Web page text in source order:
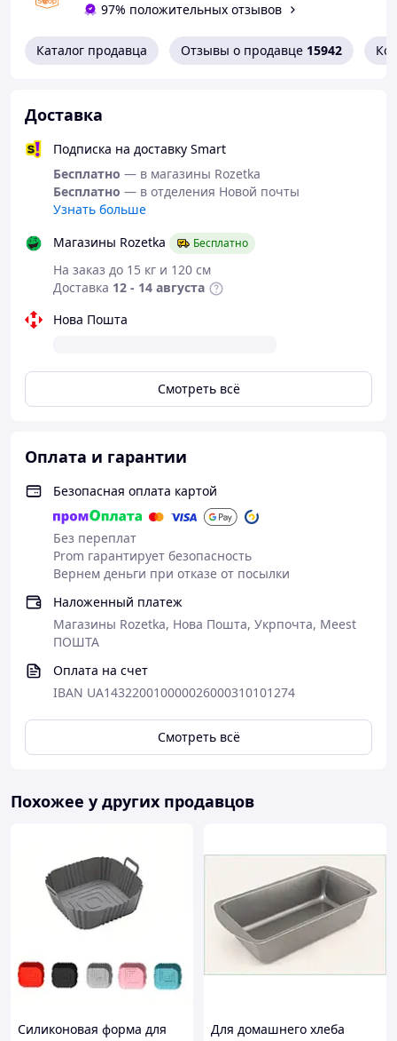
97% положительных отзывов
Каталог продавца Отзывы о продавце 15942
Доставка
Подписка на доставку Smart
Бесплатно — в магазины Rozetka
Бесплатно — в отделения Новой почты
Узнать больше
Магазины Rozetka
Бесплатно
На заказ до 15 кг и 120 см
Доставка 12 - 14 августа
Нова Пошта
Смотреть всё
Оплата и гарантии
Безопасная оплата картой
Без переплат
Prom гарантирует безопасность
Вернем деньги при отказе от посылки
Наложенный платеж
Магазины Rozetka, Нова Пошта, Укрпочта, Meest
ПОШТА
Оплата на счет
IBAN UA143220010000026000310101274
Смотреть всё
Похожее у других продавцов
Силиконовая форма для
Для домашнего хлеба